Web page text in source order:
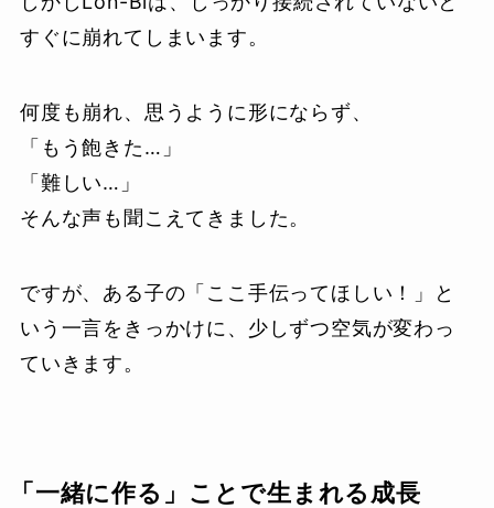
すぐに崩れてしまいます。
何度も崩れ、思うように形にならず、
「もう飽きた…」
「難しい…」
そんな声も聞こえてきました。
ですが、ある子の「ここ手伝ってほしい！」と
いう一言をきっかけに、少しずつ空気が変わっ
ていきます。
「一緒に作る」ことで生まれる成長